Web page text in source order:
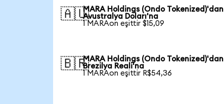
🇦🇺MARA Holdings (Ondo Tokenized)'dan
Avustralya Doları'na
1 MARAon eşittir $15,09
🇧🇷MARA Holdings (Ondo Tokenized)'dan
Brezilya Reali'na
1 MARAon eşittir R$54,36